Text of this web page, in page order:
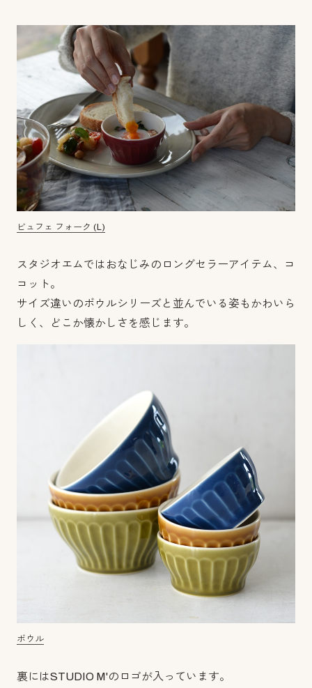
ビュフェ フォーク (L)
スタジオエムではおなじみのロングセラーアイテム、コ
コット。
サイズ違いのボウルシリーズと並んでいる姿もかわいら
しく、どこか懐かしさを感じます。
ボウル
裏にはSTUDIO M'のロゴが入っています。